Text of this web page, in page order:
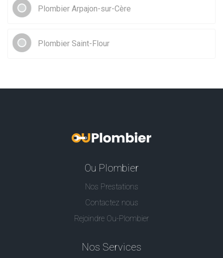
Plombier Arpajon-sur-Cère
Plombier Saint-Flour
Ou Plombier
Nos Prestations
Contactez nous
Rejoindre Ou-Plombier
Nos Services